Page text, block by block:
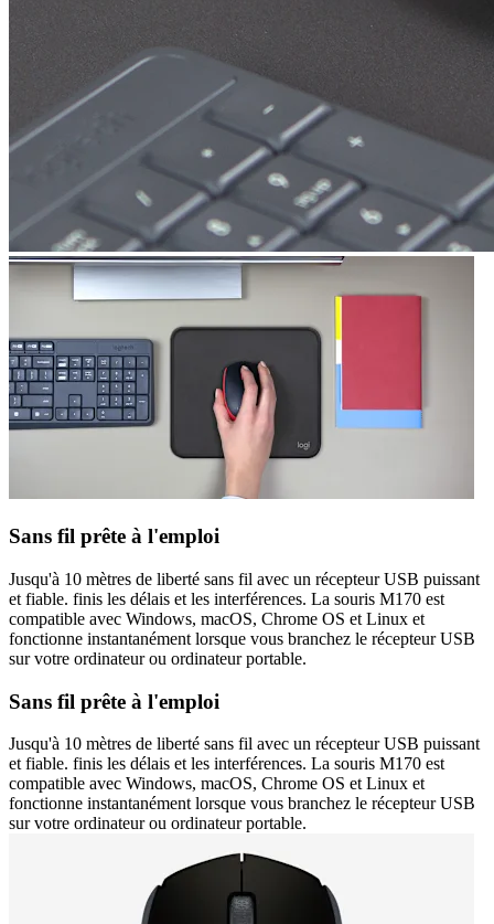
Sans fil prête à l'emploi
Jusqu'à 10 mètres de liberté sans fil avec un récepteur USB puissant
et fiable. finis les délais et les interférences. La souris M170 est
compatible avec Windows, macOS, Chrome OS et Linux et
fonctionne instantanément lorsque vous branchez le récepteur USB
sur votre ordinateur ou ordinateur portable.
Sans fil prête à l'emploi
Jusqu'à 10 mètres de liberté sans fil avec un récepteur USB puissant
et fiable. finis les délais et les interférences. La souris M170 est
compatible avec Windows, macOS, Chrome OS et Linux et
fonctionne instantanément lorsque vous branchez le récepteur USB
sur votre ordinateur ou ordinateur portable.